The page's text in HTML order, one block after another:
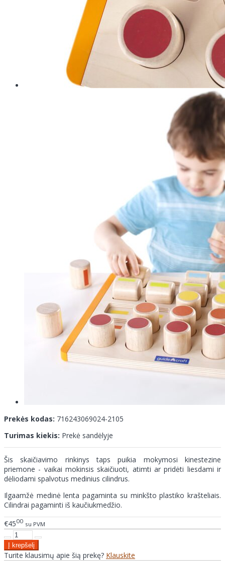
Prekės kodas: 716243069024-2105
Turimas kiekis: Prekė sandėlyje
Šis skaičiavimo rinkinys taps puikia mokymosi kinestezine
priemone - vaikai mokinsis skaičiuoti, atimti ar pridėti liesdami ir
dėliodami spalvotus medinius cilindrus.
Ilgaamžė medinė lenta pagaminta su minkšto plastiko krašteliais.
Cilindrai pagaminti iš kaučiukmedžio.
€4500 su PVM
Turite klausimų apie šią prekę? Klauskite